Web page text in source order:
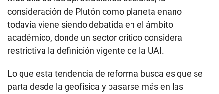
consideración de Plutón como planeta enano
todavía viene siendo debatida en el ámbito
académico, donde un sector crítico considera
restrictiva la definición vigente de la UAI.
Lo que esta tendencia de reforma busca es que se
parta desde la geofísica y basarse más en las